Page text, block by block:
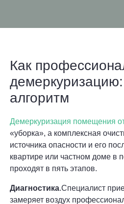
Как
алгоритм
Демеркуризация помещения
«уборка», а комплексная
источника опасности и его
квартире или частном доме в
проходят в пять этапов.
Диагностика.Специалист
замеряет воздух